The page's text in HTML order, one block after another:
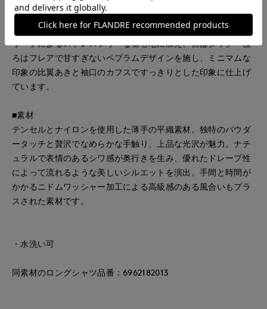
やや詰まった上品なバンドカラーと襟元のギャザーがポイント
のブラウスで、ラグランスリーブと程良いボリュームのパフス
リーブによるストレスフリーな着心地に加え、前はタック・後
ろはフレアで甘すぎないペプラムデザインを施し、ミニマムな
印象の比翼あきと袖口のカフスですっきりとした印象に仕上げ
ています。
■素材
テンセルとナイロンを使用した薄手の平織素材。独特のパウダ
ータッチと贅沢でなめらかな手触り、上品な光沢が魅力。ナチ
ュラルで表情のあるシワ感が奥行きを生み、優れたドレープ性
によって流れるような美しいシルエットを演出。手間と時間が
かかるニドムワッシャー加工による高級感のある風合いもプラ
スされた素材です。
・水洗い可
同素材のロングシャツ品番：6962182013